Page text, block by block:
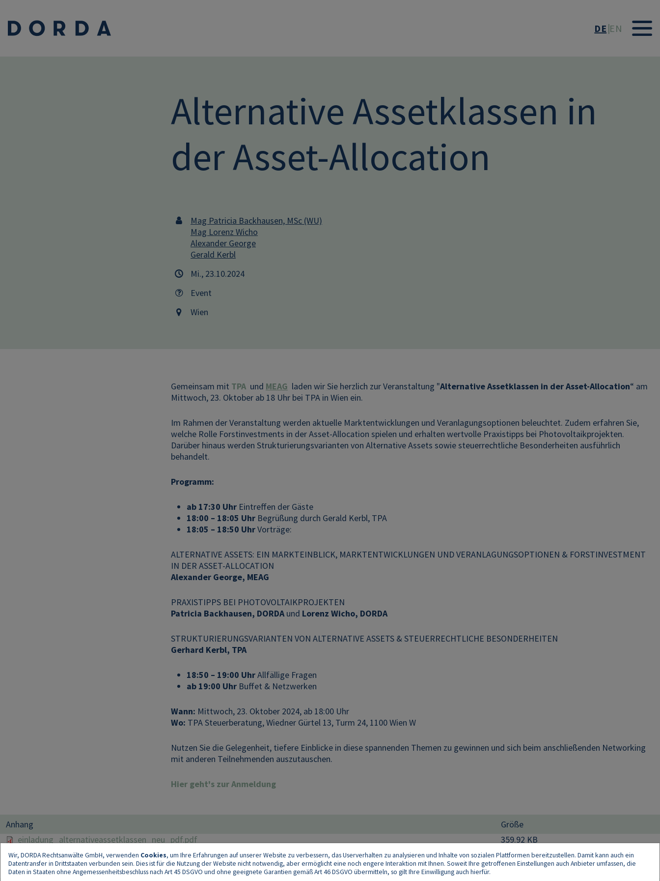
DE EN
Alternative Assetklassen in
der Asset-Allocation
Mag Patricia Backhausen, MSc (WU)
Mag Lorenz Wicho
Alexander George
Gerald Kerbl
Mi., 23.10.2024
Event
Wien
Gemeinsam mit TPA und MEAG laden wir Sie herzlich zur Veranstaltung "Alternative Assetklassen in der Asset-Allocation“ am
Mittwoch, 23. Oktober ab 18 Uhr bei TPA in Wien ein.
Im Rahmen der Veranstaltung werden aktuelle Marktentwicklungen und Veranlagungsoptionen beleuchtet. Zudem erfahren Sie,
welche Rolle Forstinvestments in der Asset-Allocation spielen und erhalten wertvolle Praxistipps bei Photovoltaikprojekten.
Darüber hinaus werden Strukturierungsvarianten von Alternative Assets sowie steuerrechtliche Besonderheiten ausführlich
behandelt.
Programm:
ab 17:30 Uhr Eintreffen der Gäste
18:00 – 18:05 Uhr Begrüßung durch Gerald Kerbl, TPA
18:05 – 18:50 UhrVorträge:
ALTERNATIVE ASSETS: EIN MARKTEINBLICK, MARKTENTWICKLUNGEN UND VERANLAGUNGSOPTIONEN & FORSTINVESTMENT
IN DER ASSET-ALLOCATION
Alexander George, MEAG
PRAXISTIPPS BEI PHOTOVOLTAIKPROJEKTEN
Patricia Backhausen, DORDAund Lorenz Wicho, DORDA
STRUKTURIERUNGSVARIANTEN VON ALTERNATIVE ASSETS & STEUERRECHTLICHE BESONDERHEITEN
Gerhard Kerbl, TPA
18:50 – 19:00 UhrAllfällige Fragen
ab 19:00 Uhr Buffet & Netzwerken
Wann: Mittwoch, 23. Oktober 2024, ab 18:00 Uhr
Wo: TPA Steuerberatung, Wiedner Gürtel 13, Turm 24, 1100 Wien W
Nutzen Sie die Gelegenheit, tiefere Einblicke in diese spannenden Themen zu gewinnen und sich beim anschließenden Networking
mit anderen Teilnehmenden auszutauschen.
Hier geht's zur Anmeldung
Anhang
Größe
File einladung_alternativeassetklassen_neu_pdf.pdf 359.92 KB
Wir, DORDA Rechtsanwälte GmbH, verwenden Cookies, um Ihre Erfahrungen auf unserer Website zu verbessern, das Userverhalten zu analysieren und Inhalte von sozialen Plattformen bereitzustellen. Damit kann auch ein
Datentransfer in Drittstaaten verbunden sein. Dies ist für die Nutzung der Website nicht notwendig, aber ermöglicht eine noch engere Interaktion mit Ihnen. Soweit Ihre getroffenen Einstellungen auch Anbieter umfassen, die
Daten in Staaten ohne Angemessenheitsbeschluss nach Art 45 DSGVO und ohne geeignete Garantien gemäß Art 46 DSGVO übermitteln, so gilt Ihre Einwilligung auch hierfür.